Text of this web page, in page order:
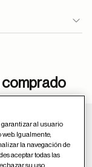
ayuda
comprado
Guardar en
garantizar al usuario
Igualmente,
la navegación de
aceptar todas las
su uso